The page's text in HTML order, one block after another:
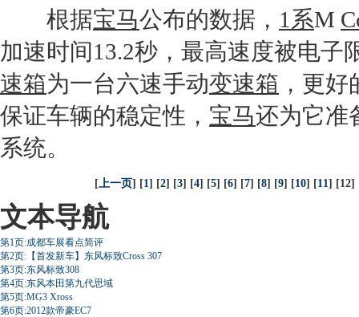
根据宝马公布的数据， 1系M
加速时间13.2秒，最高速度被电子
速箱为一台六速手动变速箱 ，更
保证车辆的稳定性， 宝马还为它准
系统。
[上一页] [1] [2] [3] [4] [5] [6] [7] [8] [9] [10] [11] [12]
文本导航
第1页:成都车展看点简评
第2页:【首发新车】东风标致Cross 307
第3页:东风标致308
第4页:东风本田第九代思域
第5页:MG3 Xross
第6页:2012款帝豪EC7